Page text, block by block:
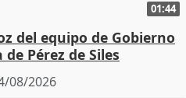
01:44
del equipo de Gobierno
Pérez de Siles
08/2026